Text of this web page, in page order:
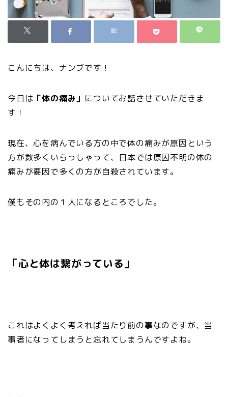
こんにちは、ナンブです！
今日は 「体の痛み」 についてお話させていただきま
す！
現在、心を病んでいる方の中で体の痛みが原因という
方が数多くいらっしゃって、日本では原因不明の体の
痛みが要因で多くの方が自殺されています。
僕もその内の１人になるところでした。
「心と体は繋がっている」
これはよくよく考えれば当たり前の事なのですが、当
事者になってしまうと忘れてしまうんですよね。